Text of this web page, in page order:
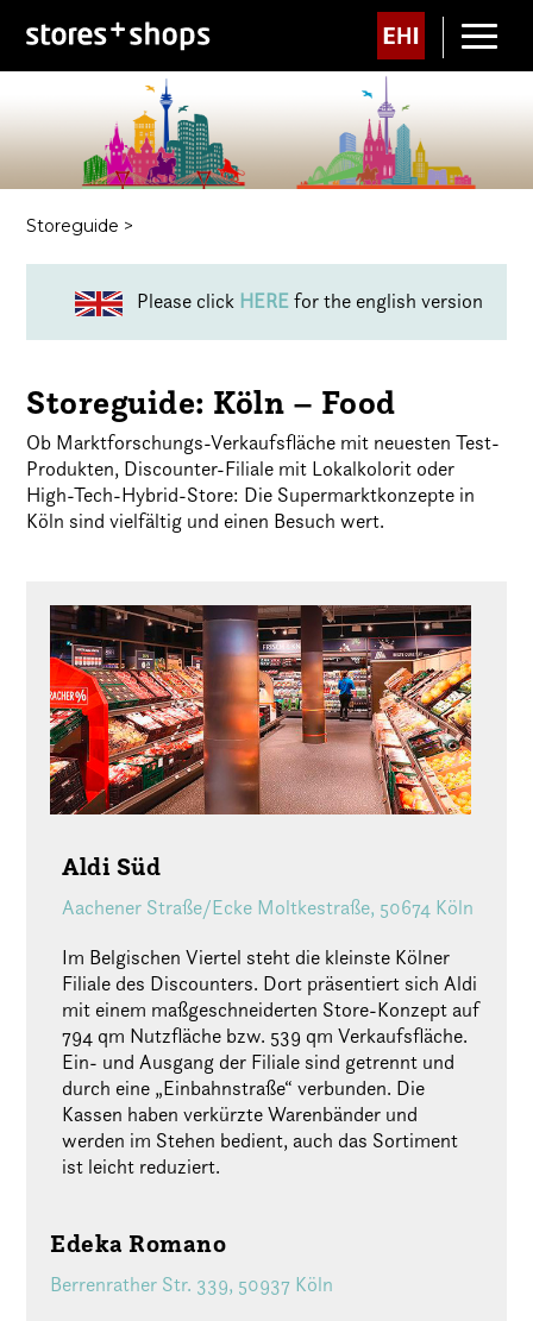
Storeguide >
Please click HERE for the english version
Storeguide: Köln – Food
Ob Marktforschungs-Verkaufsfläche mit neuesten Test-
Produkten, Discounter-Filiale mit Lokalkolorit oder
High-Tech-Hybrid-Store: Die Supermarktkonzepte in
Köln sind vielfältig und einen Besuch wert.
Aldi Süd
Aachener Straße/Ecke Moltkestraße, 50674 Köln
Im Belgischen Viertel steht die kleinste Kölner
Filiale des Discounters. Dort präsentiert sich Aldi
mit einem maßgeschneiderten Store-Konzept auf
794 qm Nutzfläche bzw. 539 qm Verkaufsfläche.
Ein- und Ausgang der Filiale sind getrennt und
durch eine „Einbahnstraße“ verbunden. Die
Kassen haben verkürzte Warenbänder und
werden im Stehen bedient, auch das Sortiment
ist leicht reduziert.
Edeka Romano
Berrenrather Str. 339, 50937 Köln